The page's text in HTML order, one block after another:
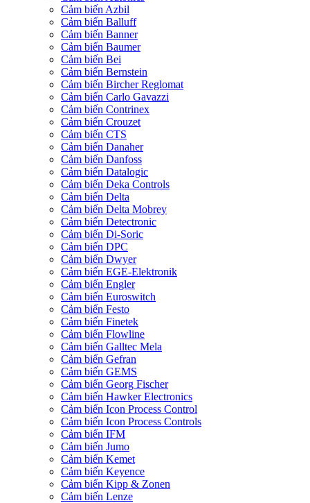
Cảm biến Azbil
Cảm biến Balluff
Cảm biến Banner
Cảm biến Baumer
Cảm biến Bei
Cảm biến Bernstein
Cảm biến Bircher Reglomat
Cảm biến Carlo Gavazzi
Cảm biến Contrinex
Cảm biến Crouzet
Cảm biến CTS
Cảm biến Danaher
Cảm biến Danfoss
Cảm biến Datalogic
Cảm biến Deka Controls
Cảm biến Delta
Cảm biến Delta Mobrey
Cảm biến Detectronic
Cảm biến Di-Soric
Cảm biến DPC
Cảm biến Dwyer
Cảm biến EGE-Elektronik
Cảm biến Engler
Cảm biến Euroswitch
Cảm biến Festo
Cảm biến Finetek
Cảm biến Flowline
Cảm biến Galltec Mela
Cảm biến Gefran
Cảm biến GEMS
Cảm biến Georg Fischer
Cảm biến Hawker Electronics
Cảm biến Icon Process Control
Cảm biến Icon Process Controls
Cảm biến IFM
Cảm biến Jumo
Cảm biến Kemet
Cảm biến Keyence
Cảm biến Kipp & Zonen
Cảm biến Lenze